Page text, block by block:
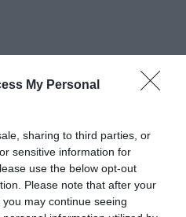
My Personal
sharing to third parties, or
sensitive information for
use the below opt-out
Please note that after your
may continue seeing